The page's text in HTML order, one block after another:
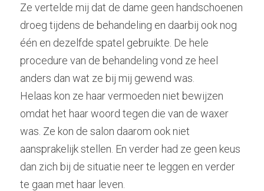
Ze vertelde mij dat de dame geen handschoenen
droeg tijdens de behandeling en daarbij ook nog
één en dezelfde spatel gebruikte. De hele
procedure van de behandeling vond ze heel
anders dan wat ze bij mij gewend was.
Helaas kon ze haar vermoeden niet bewijzen
omdat het haar woord tegen die van de waxer
was. Ze kon de salon daarom ook niet
aansprakelijk stellen. En verder had ze geen keus
dan zich bij de situatie neer te leggen en verder
te gaan met haar leven.